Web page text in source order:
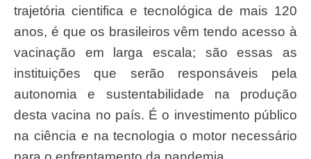
trajetória cientifica e tecnológica de mais 120
anos, é que os brasileiros vêm tendo acesso à
vacinação em larga escala; são essas as
instituições que serão responsáveis pela
autonomia e sustentabilidade na produção
desta vacina no país. É o investimento público
na ciência e na tecnologia o motor necessário